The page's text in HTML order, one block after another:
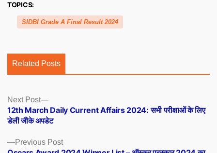
TOPICS:
SIDBI Grade A Final Result 2024
Related Posts
Posts
navigation
Previous PostPrevious
post:
Next Post
Next
post:
12th March Daily Current Affairs 2024: सभी परीक्षाओं के लिए
डेली जीके अपडेट